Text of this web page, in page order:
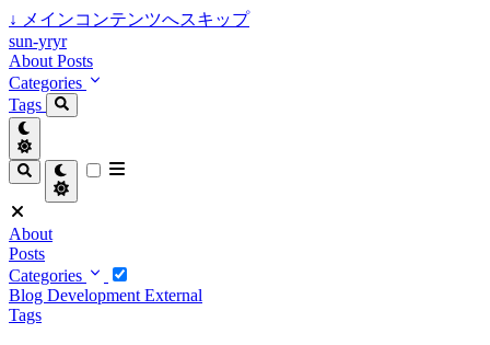
↓ メインコンテンツへスキップ
sun-yryr
About Posts
Categories
Tags
About
Posts
Categories
Blog Development External
Tags